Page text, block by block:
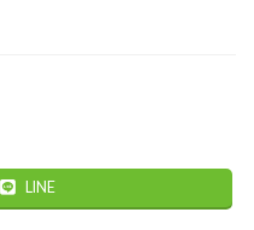
LINE